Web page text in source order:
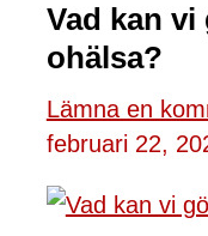
Vad kan
ohälsa?
Lämna en
februari 22,